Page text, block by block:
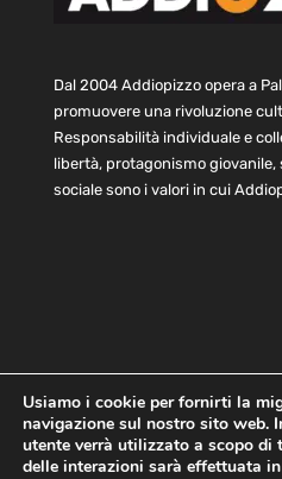
Dal 2004 Addiopizzo opera a
promuovere una rivoluzione
Responsabilità individuale e
libertà, protagonismo
sociale sono i valori in cui
Home Statuto e
Privacy
Cookie
Usiamo i cookie per fornirti la
navigazione sul nostro sito web.
utente verrà utilizzato a scopo di
delle interazioni sarà effettuata